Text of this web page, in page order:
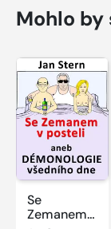
Mohlo
Se
Zemanem